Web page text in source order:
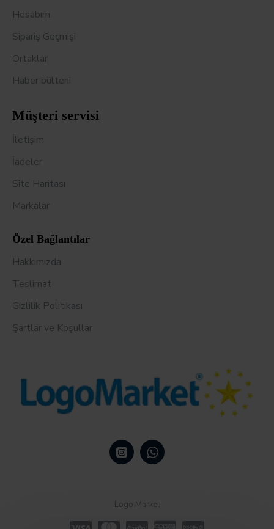
Hesabım
Sipariş Geçmişi
Ortaklar
Haber bülteni
Müşteri servisi
İletişim
İadeler
Site Haritası
Markalar
Özel Bağlantılar
Hakkımızda
Teslimat
Gizlilik Politikası
Şartlar ve Koşullar
Logo Market